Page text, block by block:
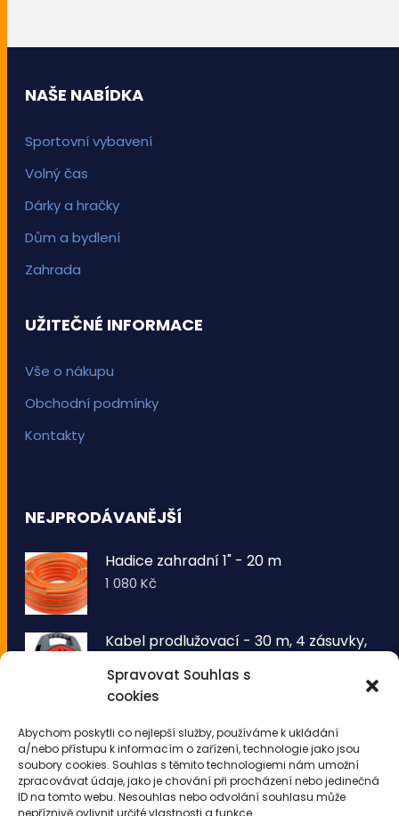
Spravovat Souhlas s
cookies
Abychom poskytli co nejlepší služby, používáme k ukládání
a/nebo přístupu k informacím o zařízení, technologie jako jsou
soubory cookies. Souhlas s těmito technologiemi nám umožní
zpracovávat údaje, jako je chování při procházení nebo jedinečná
ID na tomto webu. Nesouhlas nebo odvolání souhlasu může
nepříznivě ovlivnit určité vlastnosti a funkce.
NAŠE NABÍDKA
Sportovní vybavení
Volný čas
Dárky a hračky
Dům a bydlení
Zahrada
UŽITEČNÉ INFORMACE
Vše o nákupu
Obchodní podmínky
Kontakty
NEJPRODÁVANĚJŠÍ
Hadice zahradní 1" - 20 m
1 080Kč
Kabel prodlužovací - 30 m, 4 zásuvky,
1 260Kč
drátů 50 LED - teplá bílá
343Kč